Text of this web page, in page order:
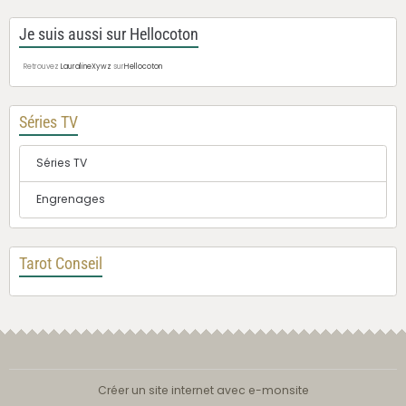
Je suis aussi sur Hellocoton
Retrouvez LauralineXywz surHellocoton
Séries TV
Séries TV
Engrenages
Tarot Conseil
Créer un site internet avec e-monsite